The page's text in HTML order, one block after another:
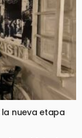
la nueva etapa